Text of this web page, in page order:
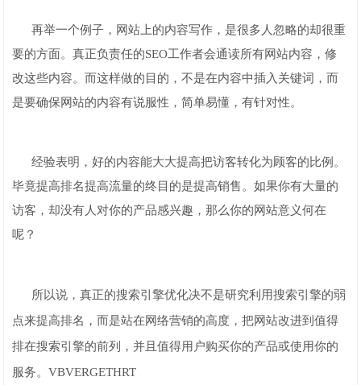
再举一个例子，网站上的内容写作，是很多人忽略的却很重
要的方面。真正负责任的SEO工作者会通读所有网站内容，修
改这些内容。而这样做的目的，不是在内容中插入关键词，而
是要确保网站的内容有说服性，简单易懂，有针对性。
经验表明，好的内容能大大提高把访客转化为顾客的比例。
毕竟提高排名提高流量的终目的是提高销售。如果你有大量的
访客，却没有人对你的产品感兴趣，那么你的网站意义何在
呢？
所以说，真正的搜索引擎优化决不是研究利用搜索引擎的弱
点来提高排名，而是站在网络营销的高度，把网站改进到值得
排在搜索引擎的前列，并且值得用户购买你的产品或使用你的
服务。VBVERGETHRT